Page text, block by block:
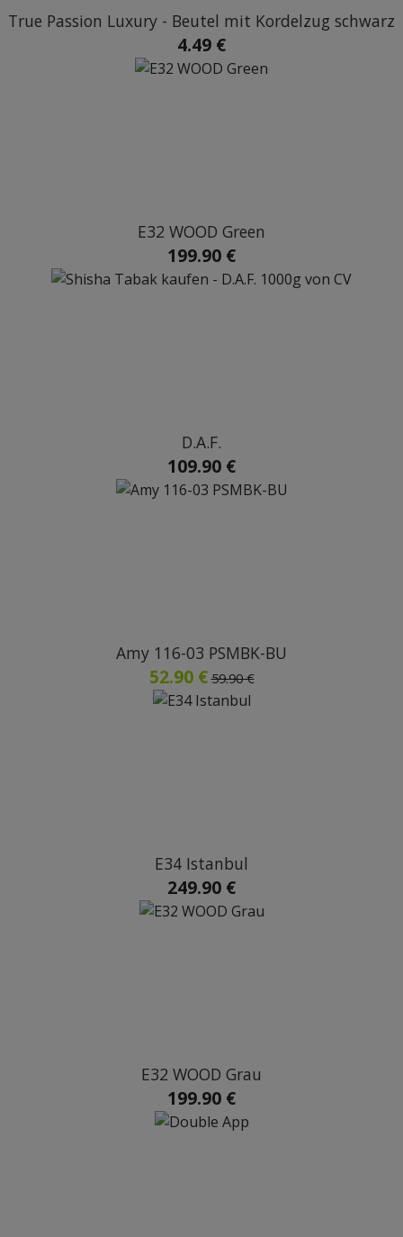
True Passion Luxury - Beutel mit Kordelzug schwarz
4.49 €
E32 WOOD Green
199.90 €
D.A.F.
109.90 €
Amy 116-03 PSMBK-BU
52.90 € 59.90 €
E34 Istanbul
249.90 €
E32 WOOD Grau
199.90 €